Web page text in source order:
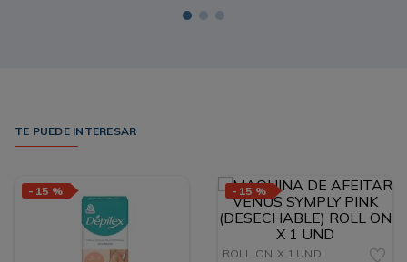
TE PUEDE INTERESAR
- 15 % - 15 %
ROLL ON X 1 UND